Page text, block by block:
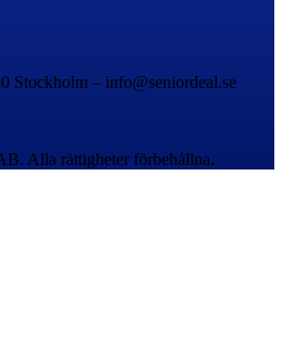
Stockholm – info@seniordeal.se
Alla rättigheter förbehållna.